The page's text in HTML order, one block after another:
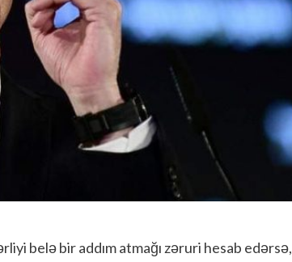
belə bir addım atmağı zəruri hesab edərsə,